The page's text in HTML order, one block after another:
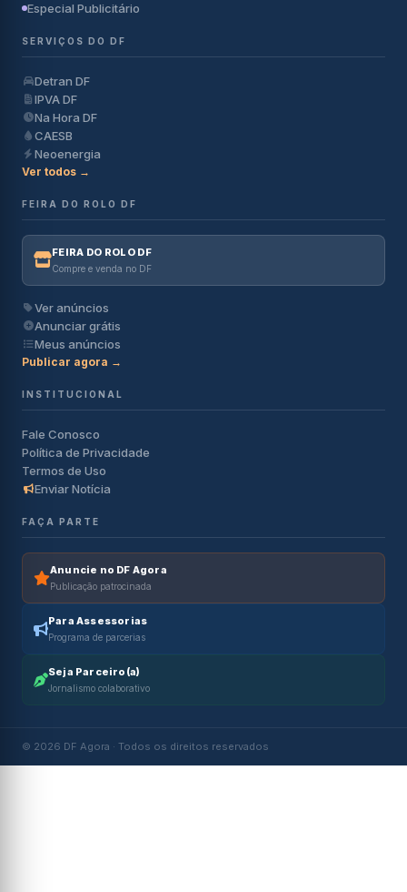
Especial Publicitário
SERVIÇOS DO DF
Detran DF
IPVA DF
Na Hora DF
CAESB
Neoenergia
Ver todos →
FEIRA DO ROLO DF
FEIRA DO ROLO DF
Compre e venda no DF
Ver anúncios
Anunciar grátis
Meus anúncios
Publicar agora →
INSTITUCIONAL
Fale Conosco
Política de Privacidade
Termos de Uso
Enviar Notícia
FAÇA PARTE
Anuncie no DF Agora
Publicação patrocinada
Para Assessorias
Programa de parcerias
Seja Parceiro(a)
Jornalismo colaborativo
© 2026 DF Agora · Todos os direitos reservados